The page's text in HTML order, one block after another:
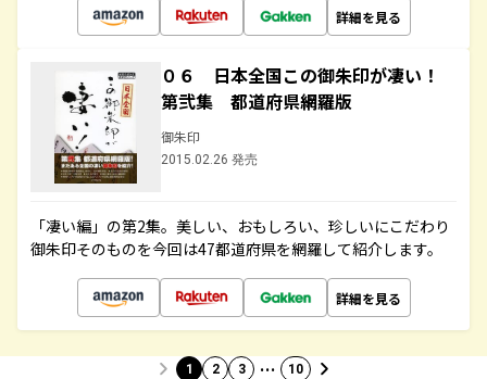
詳細を見る
０６ 日本全国この御朱印が凄い！
第弐集 都道府県網羅版
御朱印
2015.02.26 発売
「凄い編」の第2集。美しい、おもしろい、珍しいにこだわり
御朱印そのものを今回は47都道府県を網羅して紹介します。
詳細を見る
1 2 3 … 10